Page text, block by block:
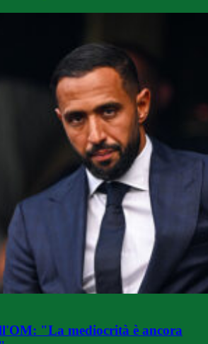
"La mediocrità è ancora